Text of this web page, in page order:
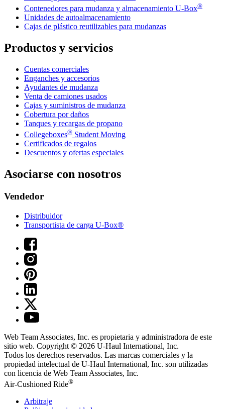
Contenedores para mudanza y almacenamiento U-Box®
Unidades de autoalmacenamiento
Cajas de plástico reutilizables para mudanzas
Productos y servicios
Cuentas comerciales
Enganches y accesorios
Ayudantes de mudanza
Venta de camiones usados
Cajas y suministros de mudanza
Cobertura por daños
Tanques y recargas de propano
Collegeboxes® Student Moving
Certificados de regalos
Descuentos y ofertas especiales
Asociarse con nosotros
Vendedor
Distribuidor
Transportista de carga U-Box®
Web Team Associates, Inc. es propietaria y administradora de este
sitio web. Copyright © 2026 U-Haul International, Inc.
Todos los derechos reservados. Las marcas comerciales y la
propiedad intelectual de U-Haul International, Inc. son utilizadas
con licencia de Web Team Associates, Inc.
Air-Cushioned Ride®
Arbitraje